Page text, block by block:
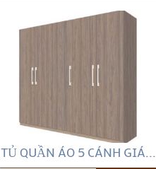
TỦ QUẦN ÁO 5 CÁNH GIÁ...